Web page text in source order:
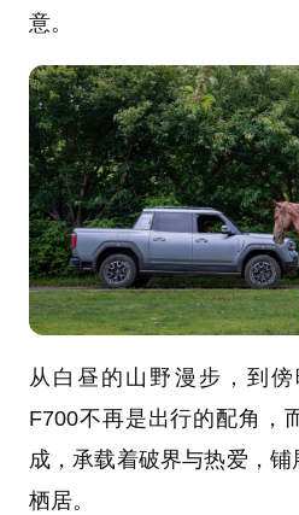
意。
从白昼的山野漫步，到
F700不再是出行的配角，
成，承载着破界与热爱，
栖居。